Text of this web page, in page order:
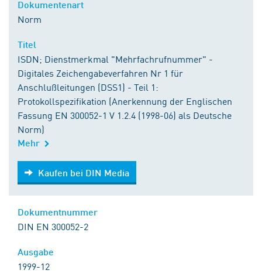
Norm
ISDN; Dienstmerkmal "Mehrfachrufnummer" -
Digitales Zeichengabeverfahren Nr 1 für
Anschlußleitungen (DSS1) - Teil 1:
Protokollspezifikation (Anerkennung der Englischen
Fassung EN 300052-1 V 1.2.4 (1998-06) als Deutsche
Norm)
Mehr
Kaufen bei DIN Media
Kaufen bei DIN Media
DIN EN 300052-2
1999-12